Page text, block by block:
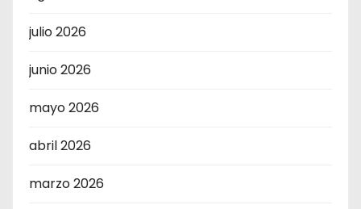
julio 2026
junio 2026
mayo 2026
abril 2026
marzo 2026